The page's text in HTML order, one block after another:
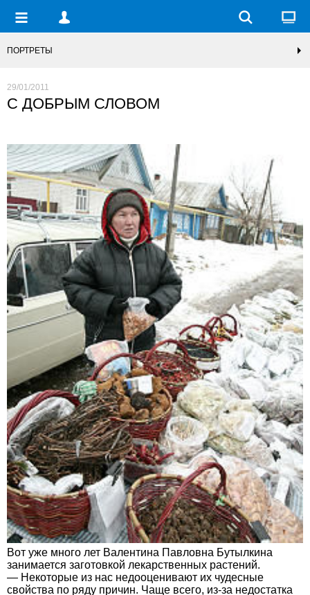
ПОРТРЕТЫ
29/01/2011
С ДОБРЫМ СЛОВОМ
Вот уже много лет Валентина Павловна Бутылкина
занимается заготовкой лекарственных растений.
— Некоторые из нас недооценивают их чудесные
свойства по ряду причин. Чаще всего, из-за недостатка